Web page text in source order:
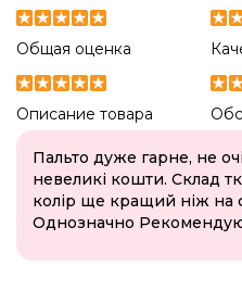
Общая оценка
Описание товара
Пальто дуже гарне, не
невеликі кошти. Склад
колір ще кращий ніж на
Однозначно